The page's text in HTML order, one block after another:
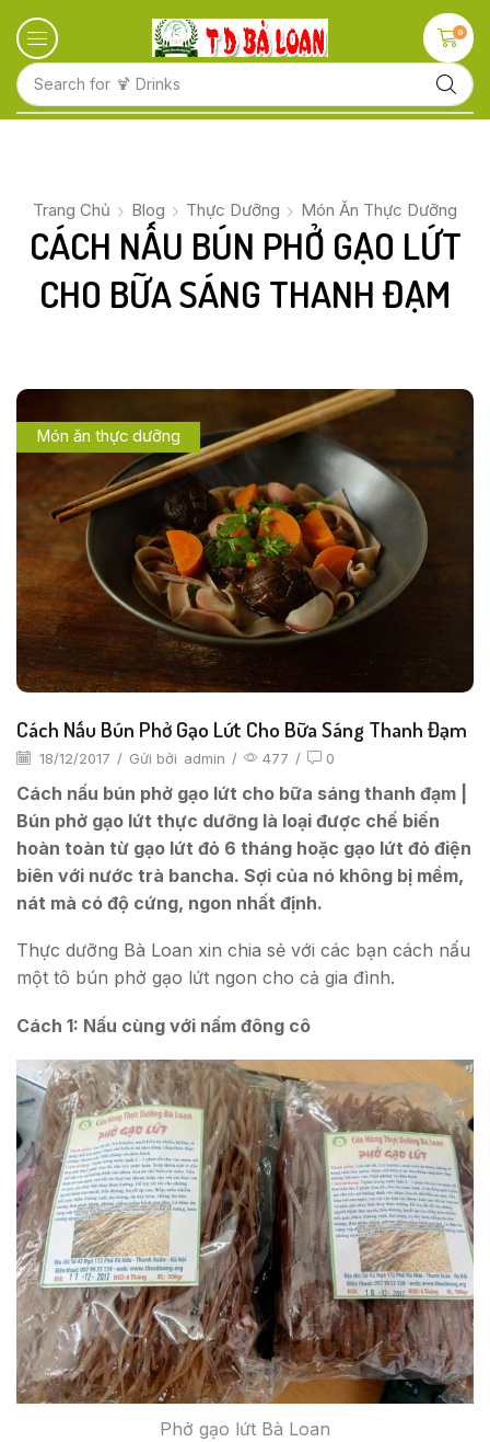
Search for 🍋 Fruits
0
Trang Chủ Blog Thực Dưỡng Món Ăn Thực Dưỡng
CÁCH NẤU BÚN PHỞ GẠO LỨT
CHO BỮA SÁNG THANH ĐẠM
Món ăn thực dưỡng
Cách Nấu Bún Phở Gạo Lứt Cho Bữa Sáng Thanh Đạm
18/12/2017 / Gửi bởi admin / 477 / 0
Cách nấu bún phở gạo lứt cho bữa sáng thanh đạm |
Bún phở gạo lứt thực dưỡng là loại được chế biến
hoàn toàn từ gạo lứt đỏ 6 tháng hoặc gạo lứt đỏ điện
biên với nước trà bancha. Sợi của nó không bị mềm,
nát mà có độ cứng, ngon nhất định.
Thực dưỡng Bà Loan xin chia sẻ với các bạn cách nấu
một tô bún phở gạo lứt ngon cho cả gia đình.
Cách 1: Nấu cùng với nấm đông cô
Phở gạo lứt Bà Loan